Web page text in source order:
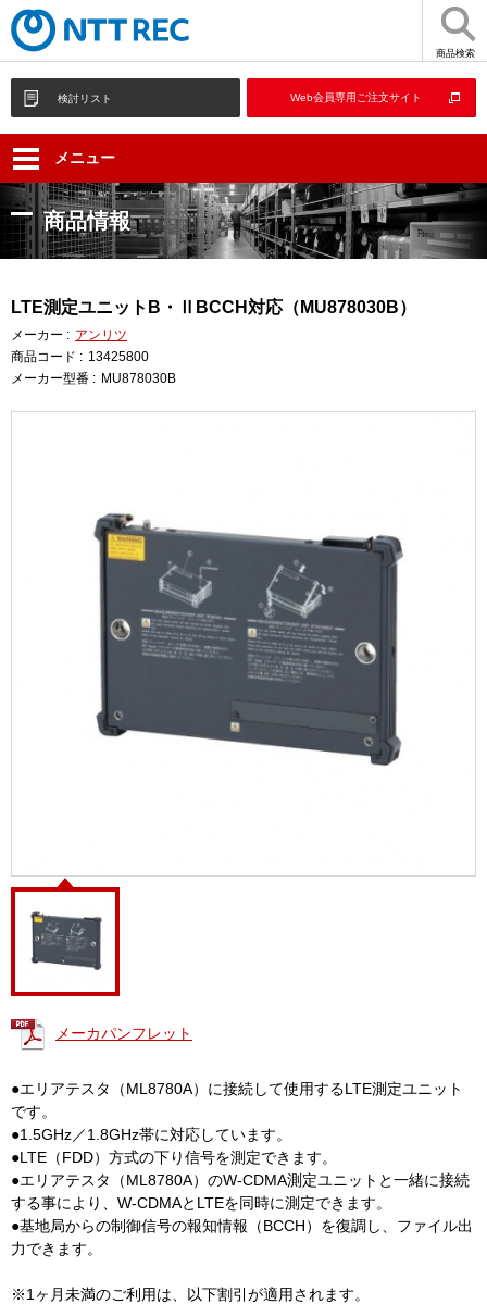
商品検索
検討リスト Web会員専用ご注文サイト
メニュー
商品情報
LTE測定ユニットB・ⅡBCCH対応（MU878030B）
メーカー : アンリツ
商品コード : 13425800
メーカー型番 : MU878030B
メーカパンフレット
●エリアテスタ（ML8780A）に接続して使用するLTE測定ユニット
です。
●1.5GHz／1.8GHz帯に対応しています。
●LTE（FDD）方式の下り信号を測定できます。
●エリアテスタ（ML8780A）のW-CDMA測定ユニットと一緒に接続
する事により、W-CDMAとLTEを同時に測定できます。
●基地局からの制御信号の報知情報（BCCH）を復調し、ファイル出
力できます。
※1ヶ月未満のご利用は、以下割引が適用されます。